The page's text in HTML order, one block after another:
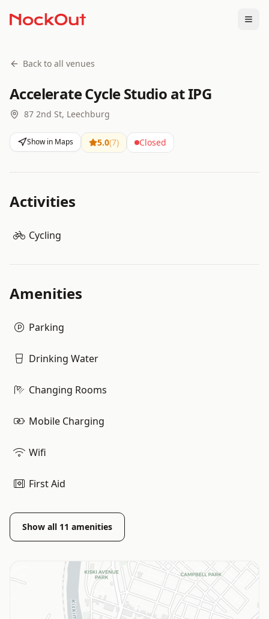
Back to all venues
Accelerate Cycle Studio at IPG
87 2nd St, Leechburg
Show in Maps 5.0(7) Closed
Activities
Cycling
Amenities
Parking
Drinking Water
Changing Rooms
Mobile Charging
Wifi
First Aid
Show all 11 amenities